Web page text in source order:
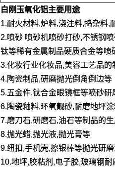
白刚玉氧化铝主要用途
1.耐火材料,炉料,浇注料,捣杂料,
2.喷砂 喷砂机喷砂打砂,不锈钢
钛等稀有金属制品硬质合金等喷
3.化妆行业化妆品,美容工艺品的
4.陶瓷制品,研磨抛光倒角倒边等
5.五金件,钛合金眼镜框等喷砂研
6.陶瓷釉料,环氧靓砂,耐磨地坪
7.磨刀石,研磨石,油石等制品的生
8.抛光蜡,抛光液,抛光膏等
9.纽扣,手机壳,擦银棒等抛光研
10.地坪,胶粘剂,电子胶,玻璃钢